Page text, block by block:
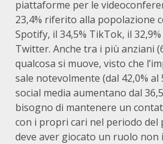
piattaforme per le
23,4% riferito alla popolazione
Spotify, il 34,5% TikTok, il
Twitter. Anche tra i più anziani
qualcosa si muove, visto che
sale notevolmente (dal 42,0% al
social media aumentano dal
bisogno di mantenere un
con i propri cari nel periodo
deve aver giocato un ruolo